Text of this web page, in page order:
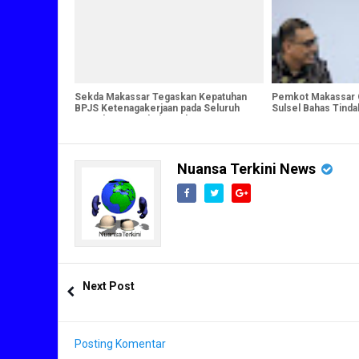
Sekda Makassar Tegaskan Kepatuhan
BPJS Ketenagakerjaan pada Seluruh
Pemkot Makassar
Sulsel Bahas
Nuansa Terkini News
Next Post
Posting Komentar